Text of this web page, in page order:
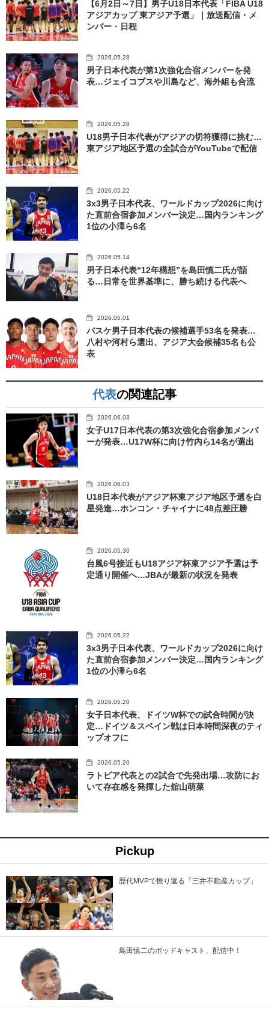
【6月2日～7日】男子U18日本代表「FIBA U18
アジアカップ 東アジア予選」｜放送配信・メ
ンバー・日程
2026.05.28
男子日本代表が第1次強化合宿メンバーを発
表…ジェイコブスや川島など、海外組も合流
2026.05.28
U18男子日本代表がアジアの切符獲得に挑む…
東アジア地区予選の全試合がYouTubeで配信
2026.05.22
3x3男子日本代表、ワールドカップ2026に向け
た直前合宿参加メンバー決定…国内ランキング
1位の小澤ら6名
2026.05.14
男子日本代表“12年構想”を島田慎二氏が語
る…日常を世界基準に、勝ち続ける代表へ
2026.05.01
バスケ男子日本代表の候補選手53名を発表…
八村や河村ら選出、アジア大会候補35名も公
表
代表の関連記事
2026.06.03
女子U17日本代表の第3次強化合宿参加メンバ
ーが発表…U17W杯に向け竹内ら14名が選出
2026.06.03
U18日本代表がアジア杯東アジア地区予選を白
星発進…ホンコン・チャイナに48点差圧勝
2026.05.30
台風6号接近もU18アジア杯東アジア予選は予
定通り開催へ…JBAが最新の状況を発表
2026.05.22
3x3男子日本代表、ワールドカップ2026に向け
た直前合宿参加メンバー決定…国内ランキング
1位の小澤ら6名
2026.05.20
女子日本代表、ドイツW杯での試合時間が決
定…ドイツ＆スペイン戦は日本時間深夜のティ
ップオフに
2026.05.20
ラトビア代表との2試合で先発出場…攻防にお
いて存在感を発揮した舘山萌菜
Pickup
歴代MVPで振り返る「三井不動産カップ」
島田慎二のポッドキャスト、配信中！